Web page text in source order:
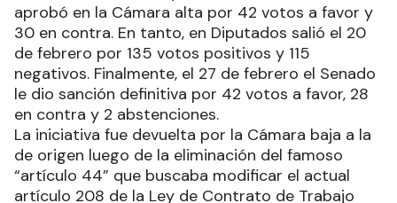
aprobó en la Cámara alta por 42 votos a favor y
30 en contra. En tanto, en Diputados salió el 20
de febrero por 135 votos positivos y 115
negativos. Finalmente, el 27 de febrero el Senado
le dio sanción definitiva por 42 votos a favor, 28
en contra y 2 abstenciones.
La iniciativa fue devuelta por la Cámara baja a la
de origen luego de la eliminación del famoso
“artículo 44” que buscaba modificar el actual
artículo 208 de la Ley de Contrato de Trabajo